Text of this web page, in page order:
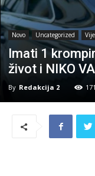
Novo Uncategorized
Imati 1
život i NIKO
By Redakcija 2